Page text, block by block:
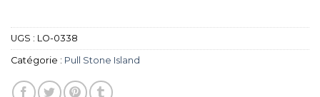
UGS : LO-0338
Catégorie : Pull Stone Island